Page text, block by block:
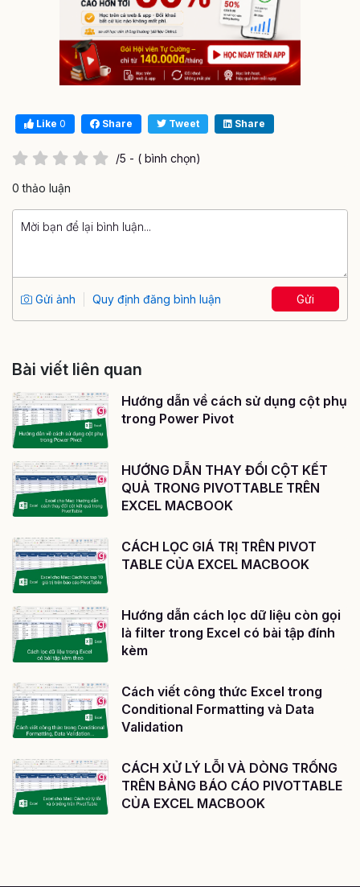
Like 0 Share Tweet Share
/5 - ( bình chọn)
0 thảo luận
Gửi ảnh Quy định đăng bình luận Gửi
Bài viết liên quan
Hướng dẫn về cách sử dụng cột phụ
trong Power Pivot
HƯỚNG DẪN THAY ĐỔI CỘT KẾT
QUẢ TRONG PIVOTTABLE TRÊN
EXCEL MACBOOK
CÁCH LỌC GIÁ TRỊ TRÊN PIVOT
TABLE CỦA EXCEL MACBOOK
Hướng dẫn cách lọc dữ liệu còn gọi
là filter trong Excel có bài tập đính
kèm
Cách viết công thức Excel trong
Conditional Formatting và Data
Validation
CÁCH XỬ LÝ LỖI VÀ DÒNG TRỐNG
TRÊN BẢNG BÁO CÁO PIVOTTABLE
CỦA EXCEL MACBOOK